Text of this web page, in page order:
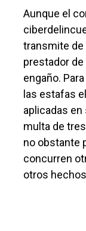
Aunque el
transmite de
prestador
engaño.
las estafas
aplicadas
multa de
no obstante
concurren
otros